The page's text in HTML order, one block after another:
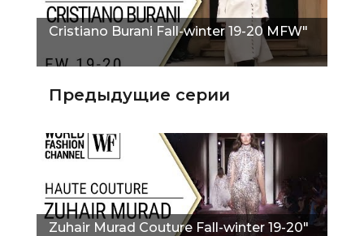
Cristiano Burani Fall-winter 19-20 MFW"
Предыдущие серии
Zuhair Murad Couture Fall-winter 19-20"